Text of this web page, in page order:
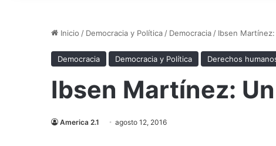
Inicio / Democracia y Política / Democracia / Ibsen
Democracia Democracia y Política Derechos
Ibsen Martínez:
America 2.1 agosto 12, 2016